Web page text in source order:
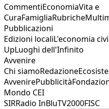
CommentiEconomiaVita e
CuraFamigliaRubriche
Pubblicazioni
Edizioni localiL'economia
UpLuoghi dell'Infinito
Avvenire
Chi siamoRedazione
AvvenirePubblicità
Mondo CEI
SIRRadio InBluTV2000FISC